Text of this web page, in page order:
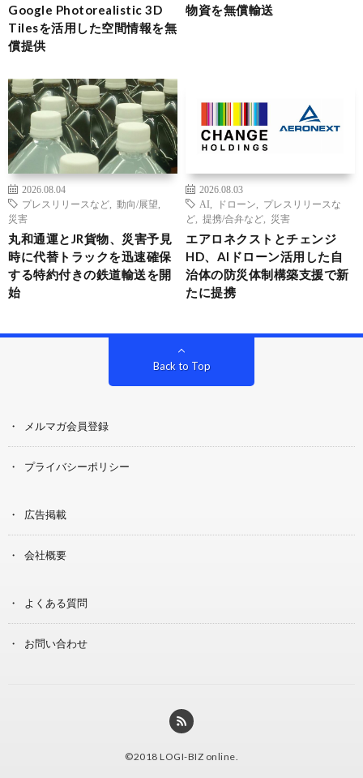
Google Photorealistic 3D
Tilesを活用した空間情報を無
償提供
物資を無償輸送
2026.08.04
プレスリリースなど
動向/展望
災害
丸和通運とJR貨物、災害予見
時に代替トラックを迅速確保
する特約付きの鉄道輸送を開
始
2026.08.03
AI
ドローン
プレスリリースな
ど
提携/合弁など 災害
エアロネクストとチェンジ
HD、AIドローン活用した自
治体の防災体制構築支援で新
たに提携
Back to Top
メルマガ会員登録
プライバシーポリシー
広告掲載
会社概要
よくある質問
お問い合わせ
©2018 LOGI-BIZ online.